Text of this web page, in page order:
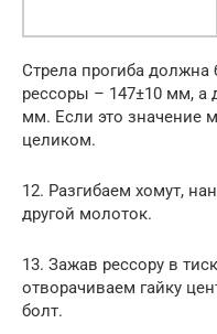
Стрела прогиба должна
рессоры – 147±10 мм, а
мм. Если это значение
целиком.
12. Разгибаем хомут,
другой молоток.
13. Зажав рессору в
отворачиваем гайку
болт.